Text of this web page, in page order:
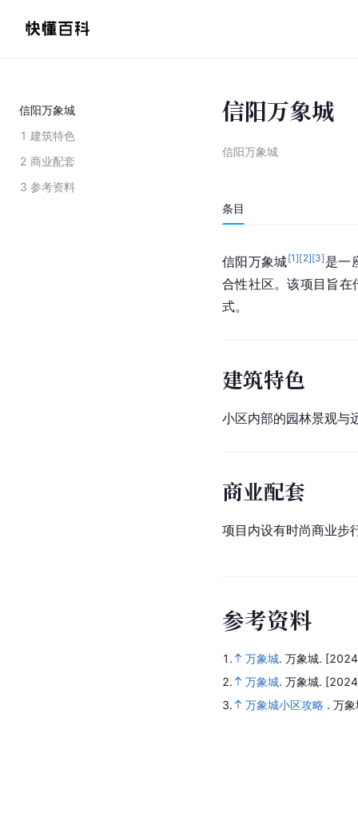
信阳万象城
1 建筑特色
2 商业配套
3 参考资料
信阳万象城
信阳万象城
条目
信阳万象城[1][2][3] 是一
合性社区。该项目旨在
式。
建筑特色
小区内部的园林景观与
商业配套
项目内设有时尚商业步
参考资料
1. 万象城. 万象城.
2.
万象城. 万象城.
3.
万象城小区攻略 . 万